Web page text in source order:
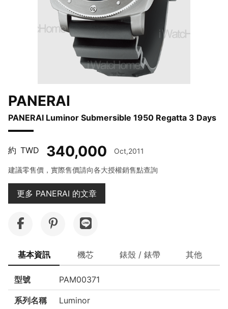
PANERAI
PANERAI Luminor Submersible 1950 Regatta 3 Days
約 TWD 340,000 Oct,2011
建議零售價，實際售價請向各大授權銷售點查詢
更多 PANERAI 的文章
基本資訊 機芯 錶殼 / 錶帶 其他
型號 PAM00371
系列名稱 Luminor